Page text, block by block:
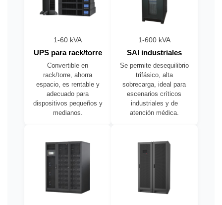
1-60 kVA
UPS para rack/torre
Convertible en
rack/torre, ahorra
espacio, es rentable y
adecuado para
dispositivos pequeños y
medianos.
1-600 kVA
SAI industriales
Se permite desequilibrio
trifásico, alta
sobrecarga, ideal para
escenarios críticos
industriales y de
atención médica.